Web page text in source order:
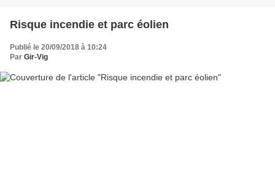
Risque incendie et parc éolien
Publié le 20/09/2018 à 10:24
Par Gir-Vig